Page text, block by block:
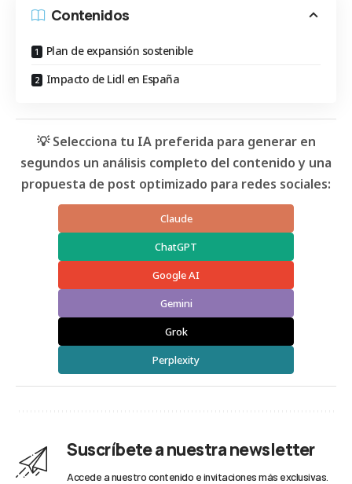
Contenidos
Plan de expansión sostenible
Impacto de Lidl en España
💡 Selecciona tu IA preferida para generar en
segundos un análisis completo del contenido y una
propuesta de post optimizado para redes sociales:
Claude
ChatGPT
Google AI
Gemini
Grok
Perplexity
Suscríbete a nuestra newsletter
Accede a nuestro contenido e invitaciones más exclusivas.